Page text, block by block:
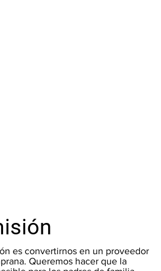
es convertirnos en un proveedor
Queremos hacer que la